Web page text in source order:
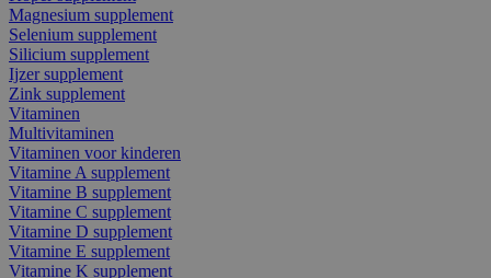
Magnesium supplement
Selenium supplement
Silicium supplement
Ijzer supplement
Zink supplement
Vitaminen
Multivitaminen
Vitaminen voor kinderen
Vitamine A supplement
Vitamine B supplement
Vitamine C supplement
Vitamine D supplement
Vitamine E supplement
Vitamine K supplement